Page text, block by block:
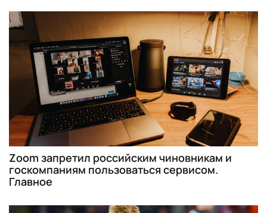
Zoom запретил российским чиновникам и
госкомпаниям пользоваться сервисом.
Главное